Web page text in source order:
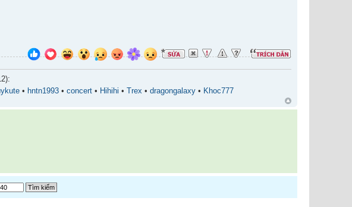
• hntn1993 •concert • Hihihi • Trex •dragongalaxy • Khoc777